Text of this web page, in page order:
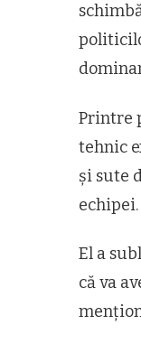
Printre
tehnic
și sute
echipei.
El a
că va